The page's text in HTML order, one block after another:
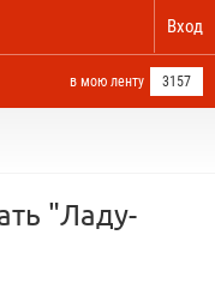
Вход
в мою ленту 3157
"Ладу-